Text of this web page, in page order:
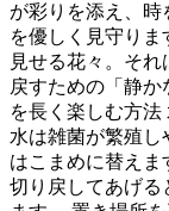
が彩りを添え、時
を優しく見守り
見せる花々。そ
戻すための「静
を長く楽しむ方
水は雑菌が繁殖し
はこまめに替えま
切り戻してあげる